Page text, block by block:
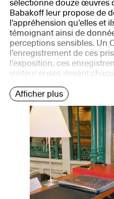
sélectionne douze œuvres
Babakoff leur propose de
l’appréhension qu’elles et
témoignant ainsi de
perceptions sensibles. Un
l’enregistrement de ces
l’exposition, ces
visiteur·euses devant
Afficher plus